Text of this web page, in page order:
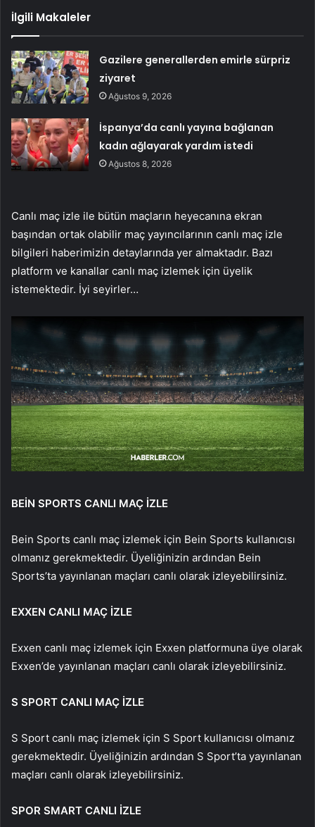
İlgili Makaleler
Gazilere generallerden emirle sürpriz
ziyaret
Ağustos 9, 2026
İspanya’da canlı yayına bağlanan
kadın ağlayarak yardım istedi
Ağustos 8, 2026
Canlı maç izle ile bütün maçların heyecanına ekran
başından ortak olabilir maç yayıncılarının canlı maç izle
bilgileri haberimizin detaylarında yer almaktadır. Bazı
platform ve kanallar canlı maç izlemek için üyelik
istemektedir. İyi seyirler…
BEİN SPORTS CANLI MAÇ İZLE
Bein Sports canlı maç izlemek için Bein Sports kullanıcısı
olmanız gerekmektedir. Üyeliğinizin ardından Bein
Sports’ta yayınlanan maçları canlı olarak izleyebilirsiniz.
EXXEN CANLI MAÇ İZLE
Exxen canlı maç izlemek için Exxen platformuna üye olarak
Exxen’de yayınlanan maçları canlı olarak izleyebilirsiniz.
S SPORT CANLI MAÇ İZLE
S Sport canlı maç izlemek için S Sport kullanıcısı olmanız
gerekmektedir. Üyeliğinizin ardından S Sport’ta yayınlanan
maçları canlı olarak izleyebilirsiniz.
SPOR SMART CANLI İZLE